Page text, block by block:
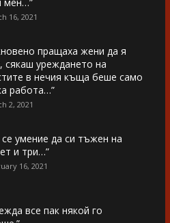
мен…”
16, 2021
пращаха жени да я
сякаш уреждането на
в нечия къща беше само
работа…”
2, 2021
се умение да си тъжен на
и три…”
16, 2021
все пак някой го